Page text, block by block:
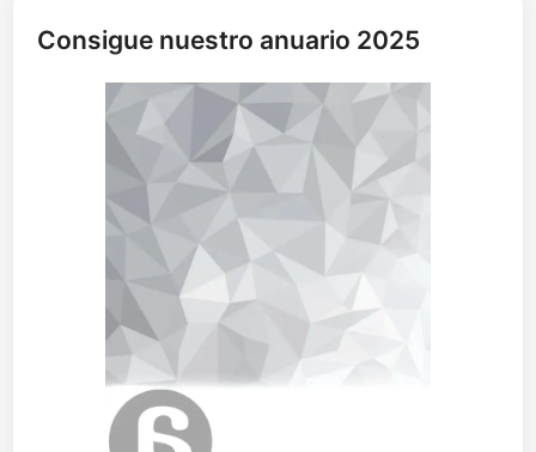
Consigue nuestro anuario 2025